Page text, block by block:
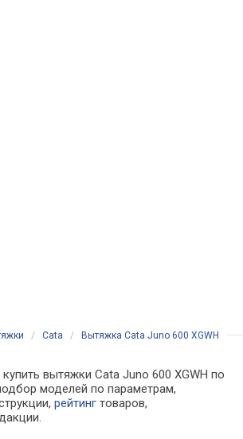
Strip
/ Cata / Вытяжка Cata Juno 600 XGWH
вытяжки Cata Juno 600 XGWH по
моделей по параметрам,
рейтинг товаров,